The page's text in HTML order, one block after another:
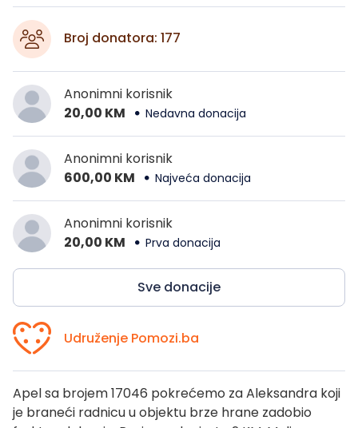
Broj donatora: 177
Anonimni korisnik
20,00 KM
Nedavna donacija
Anonimni korisnik
600,00 KM
Najveća donacija
Anonimni korisnik
20,00 KM
Prva donacija
Sve donacije
Udruženje Pomozi.ba
Apel sa brojem 17046 pokrećemo za Aleksandra koji
je braneći radnicu u objektu brze hrane zadobio